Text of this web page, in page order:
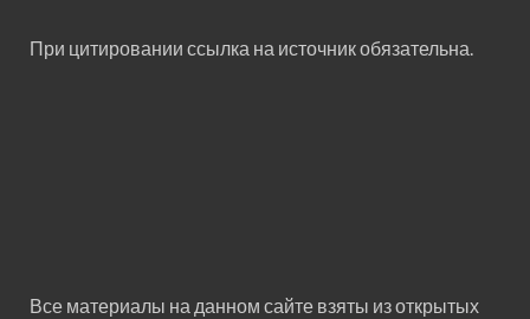
При цитировании ссылка на источник обязательна.
Все материалы на данном сайте взяты из открытых